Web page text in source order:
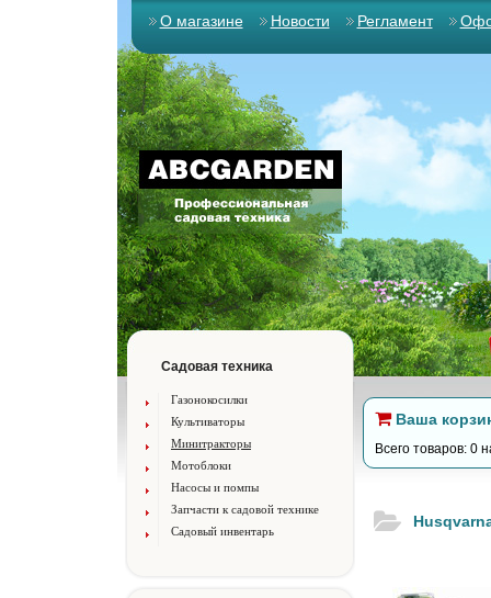
О магазине Новости Регламент
Садовая техника
Газонокосилки
Культиваторы
Минитракторы
Мотоблоки
Насосы и помпы
Запчасти к садовой технике
Садовый инвентарь
Ваша
Всего товаров: 0